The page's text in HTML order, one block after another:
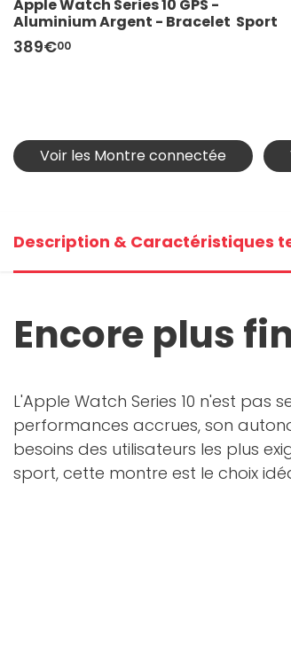
Apple Watch Series 10 GPS -
Aluminium Argent - Bracelet  Sport
Denim - 42 mm - Taille S/M
389€00
Voir les Montre connectée
Description & Caractéristiques
Encore plus
L'Apple Watch Series 10 n'est
performances accrues, son
besoins des utilisateurs les plus
sport, cette montre est le choix